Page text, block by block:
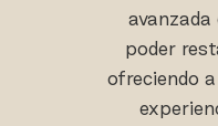
avanzada
poder
ofreciendo